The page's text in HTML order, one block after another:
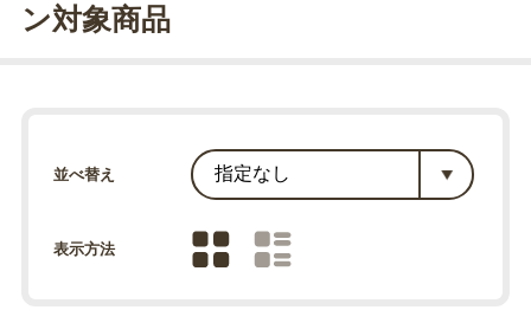
ン対象商品
並べ替え
表示方法